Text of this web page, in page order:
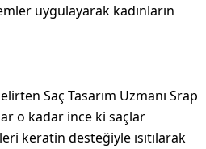
uygulayarak kadınların
Saç Tasarım Uzmanı Srap
o kadar ince ki saçlar
keratin desteğiyle ısıtılarak